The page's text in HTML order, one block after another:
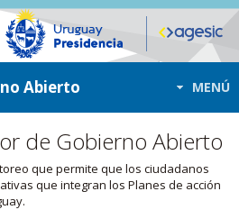
Abierto MENÚ
de Gobierno Abierto
que permite que los ciudadanos
que integran los Planes de acción